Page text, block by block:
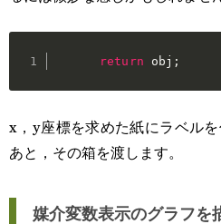
return obj ;
x，y座標を求めた紙にラベル
あと，その箱を渡します。
媒介変数表示のグラフを